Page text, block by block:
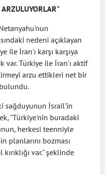
nedeni açıklayan
ile İran'ı karşı karşıya
var. Türkiye ile İran'ı aktif
arzu ettikleri net bir
sağduyunun İsrail'in
"Türkiye'nin buradaki
herkesi teenniyle
planlarını bozması
kırıklığı var." şeklinde